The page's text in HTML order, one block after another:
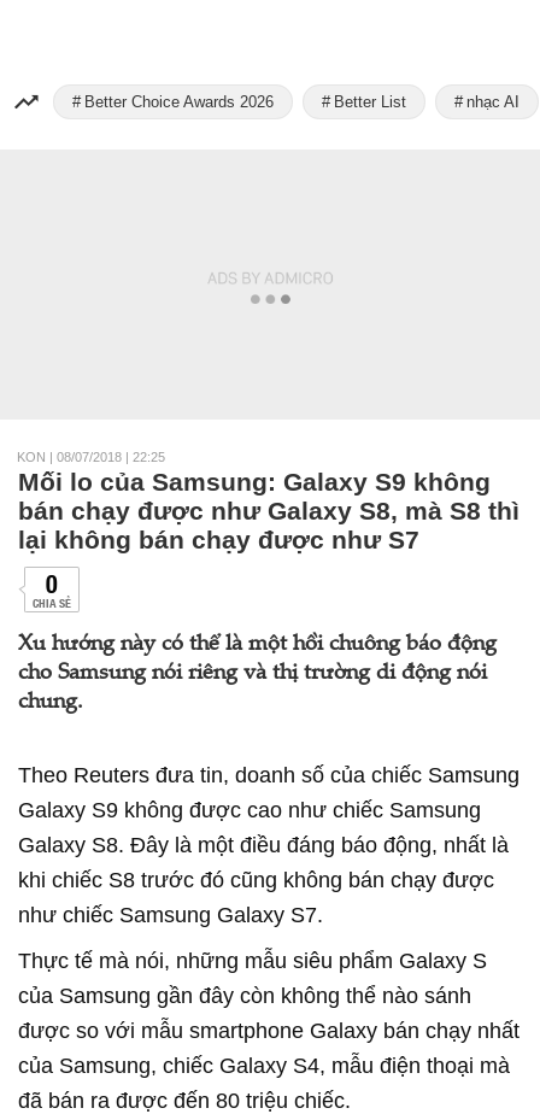
Better Choice Awards 2026 Better List nhạc AI
KON | 08/07/2018 | 22:25
Mối lo của Samsung: Galaxy S9 không
bán chạy được như Galaxy S8, mà S8 thì
lại không bán chạy được như S7
0
CHIA SẺ
Xu hướng này có thể là một hồi chuông báo động
cho Samsung nói riêng và thị trường di động nói
chung.
Theo Reuters đưa tin, doanh số của chiếc Samsung
Galaxy S9 không được cao như chiếc Samsung
Galaxy S8. Đây là một điều đáng báo động, nhất là
khi chiếc S8 trước đó cũng không bán chạy được
như chiếc Samsung Galaxy S7.
Thực tế mà nói, những mẫu siêu phẩm Galaxy S
của Samsung gần đây còn không thể nào sánh
được so với mẫu smartphone Galaxy bán chạy nhất
của Samsung, chiếc Galaxy S4, mẫu điện thoại mà
đã bán ra được đến 80 triệu chiếc.